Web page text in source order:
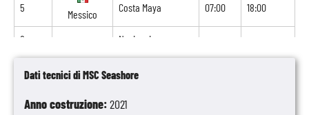
Dati tecnici di MSC Seashore
Anno costruzione:2021
5
Messico
Costa Maya 07:00 18:00
6 Navigazione
Bahamas
Ocean Cay
8 Port Canaveral